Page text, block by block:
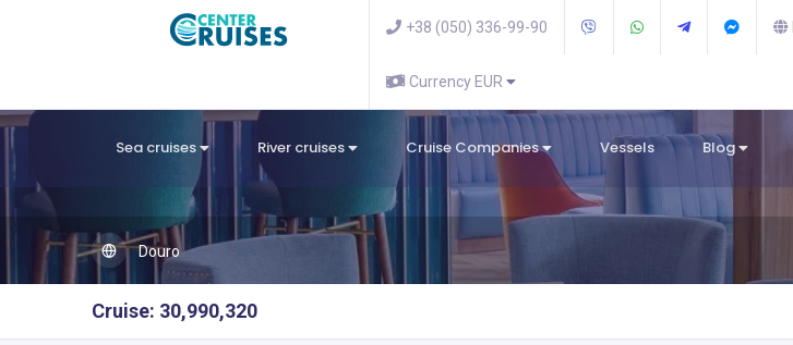
+38 (050) 336-99-90
Currency EUR
Sea cruises River cruises Cruise Companies Vessels Blog
Douro
Cruise: 30,990,320